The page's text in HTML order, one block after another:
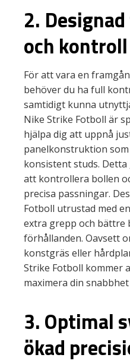
2.
och kontroll
För att vara en
behöver du ha full
samtidigt kunna
Nike Strike Fotboll är
hjälpa dig att uppnå
panelkonstruktion
konsistent studs.
att kontrollera bollen
precisa passningar.
Fotboll utrustad med
extra grepp och bättre
förhållanden. Oavsett
konstgräs eller
Strike Fotboll kommer
maximera din
3. Optimal
ökad